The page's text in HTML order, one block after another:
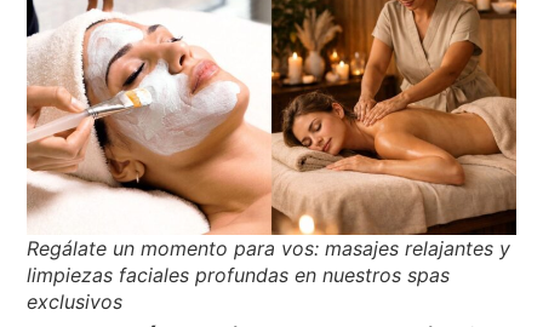
Regálate un momento para vos: masajes relajantes y
limpiezas faciales profundas en nuestros spas
exclusivos